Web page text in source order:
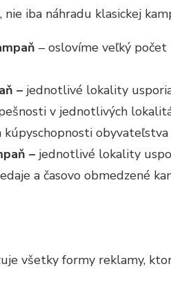
iba náhradu klasickej
– oslovíme veľký
– jednotlivé lokality
v jednotlivých
kúpyschopnosti
– jednotlivé lokality
a časovo obmedzené
všetky formy reklamy,